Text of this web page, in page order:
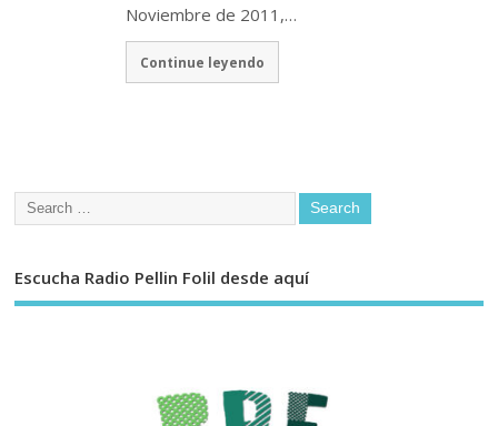
Noviembre de 2011,…
Continue leyendo
Escucha Radio Pellin Folil desde aquí